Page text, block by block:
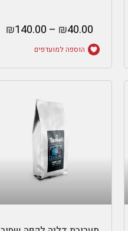
₪40.00
–
₪140.00
הוספה למועדפים
בחר אפשרויות